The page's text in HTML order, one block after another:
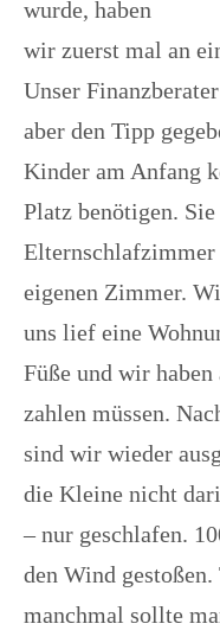
wurde, haben
wir zuerst mal an
Unser
aber den Tipp
Kinder am Anfang
Platz benötigen.
Elternschlafzimmer
eigenen Zimmer.
uns lief eine
Füße und wir
zahlen müssen.
sind wir wieder
die Kleine nicht
– nur geschlafen.
den Wind
manchmal sollte